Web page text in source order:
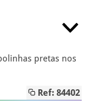
pretas nos
Ref: 84402